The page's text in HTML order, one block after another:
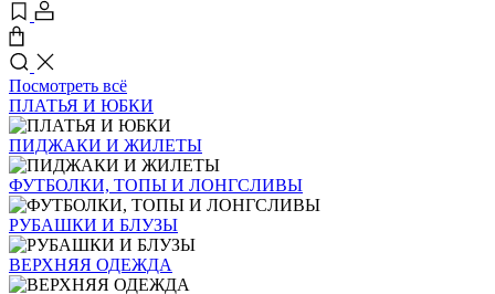
Посмотреть всё
ПЛАТЬЯ И ЮБКИ
ПИДЖАКИ И ЖИЛЕТЫ
ФУТБОЛКИ, ТОПЫ И ЛОНГСЛИВЫ
РУБАШКИ И БЛУЗЫ
ВЕРХНЯЯ ОДЕЖДА